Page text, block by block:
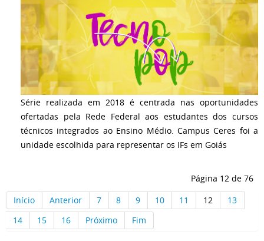
Série realizada em 2018 é centrada nas oportunidades
ofertadas pela Rede Federal aos estudantes dos cursos
técnicos integrados ao Ensino Médio. Campus Ceres foi a
unidade escolhida para representar os IFs em Goiás
Página 12 de 76
Início
Anterior 7 8 9 10 11 12
13
14
15 16 Próximo Fim